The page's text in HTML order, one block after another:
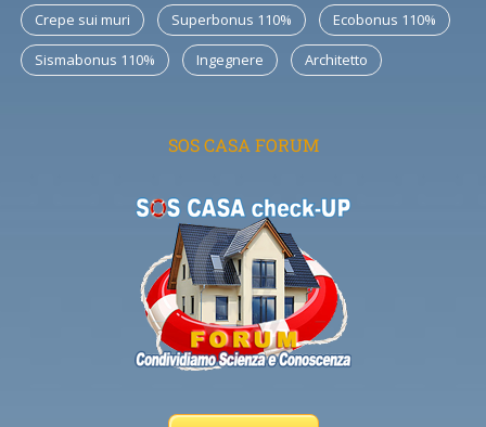
Crepe sui muri Superbonus 110% Ecobonus 110%
Sismabonus 110% Ingegnere Architetto
SOS CASA FORUM